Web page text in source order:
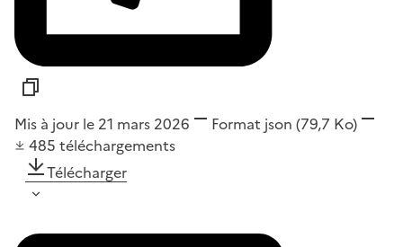
Mis à jour le 21 mars 2026 Format json (79,7 Ko)
485 téléchargements
Télécharger